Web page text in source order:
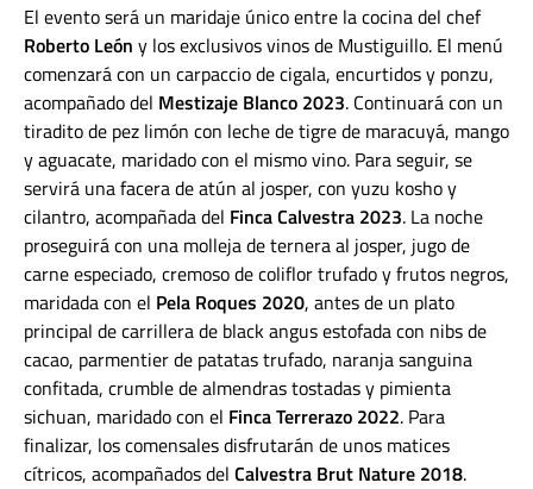
El evento será un maridaje único entre la cocina del chef
Roberto León y los exclusivos vinos de Mustiguillo. El menú
comenzará con un carpaccio de cigala, encurtidos y ponzu,
acompañado del Mestizaje Blanco 2023. Continuará con un
tiradito de pez limón con leche de tigre de maracuyá, mango
y aguacate, maridado con el mismo vino. Para seguir, se
servirá una facera de atún al josper, con yuzu kosho y
cilantro, acompañada del Finca Calvestra 2023. La noche
proseguirá con una molleja de ternera al josper, jugo de
carne especiado, cremoso de coliflor trufado y frutos negros,
maridada con el Pela Roques 2020, antes de un plato
principal de carrillera de black angus estofada con nibs de
cacao, parmentier de patatas trufado, naranja sanguina
confitada, crumble de almendras tostadas y pimienta
sichuan, maridado con el Finca Terrerazo 2022. Para
finalizar, los comensales disfrutarán de unos matices
cítricos, acompañados del Calvestra Brut Nature 2018.